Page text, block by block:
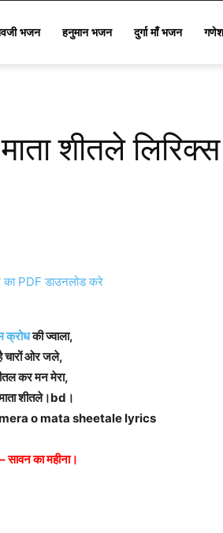
भजन हनुमान भजन दुर्गा माँ भजन
शीतले लिरिक्स
PDF डाउनलोड करे
क्रोधकी ज्वाला,
चारों ओर जले,
कर मन मेरा,
शीतले।bd।
o mata sheetale lyrics
सावन का महीना।